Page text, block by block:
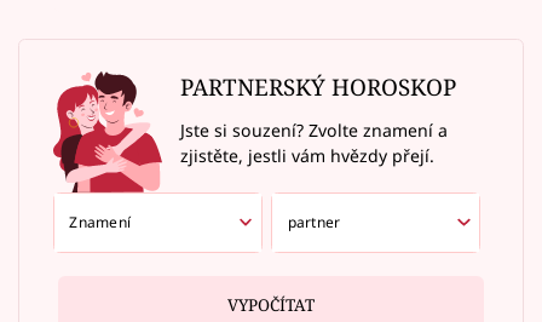
PARTNERSKÝ HOROSKOP
Jste si souzení? Zvolte znamení a
zjistěte, jestli vám hvězdy přejí.
VYPOČÍTAT